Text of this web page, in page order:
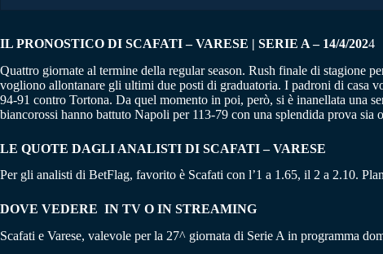
IL PRONOSTICO DI SCAFATI – VARESE | SERIE A – 14/4/2024
Quattro giornate al termine della regular season. Rush finale di stagione
vogliono allontanare gli ultimi due posti di graduatoria. I padroni di casa
94-91 contro Tortona. Da quel momento in poi, però, si è inanellata una
biancorossi hanno battuto Napoli per 113-79 con una splendida prova sia
LE QUOTE DAGLI ANALISTI DI SCAFATI – VARESE
Per gli analisti di BetFlag, favorito è Scafati con l’1 a 1.65, il 2 a 2.10.
DOVE VEDERE IN TV O IN STREAMING
Scafati e Varese, valevole per la 27^ giornata di Serie A in programma